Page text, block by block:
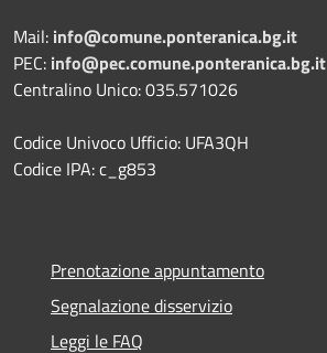
Mail: info@comune.ponteranica.bg.it
PEC: info@pec.comune.ponteranica.bg.it
Centralino Unico: 035.571026
Codice Univoco Ufficio: UFA3QH
Codice IPA: c_g853
Prenotazione appuntamento
Segnalazione disservizio
Leggi le FAQ